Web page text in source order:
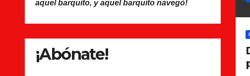
aquel barquito, y aquel barquito navegó!
¡Abónate!